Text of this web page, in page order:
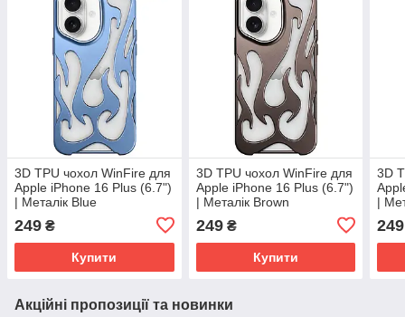
3D TPU чохол WinFire для
Apple iPhone 16 Plus (6.7")
| Металік Blue
249 ₴
Купити
3D TPU чохол WinFire для
Apple iPhone 16 Plus (6.7")
| Металік Brown
249₴
Купити
3D
|
249
Акційні пропозиції та новинки